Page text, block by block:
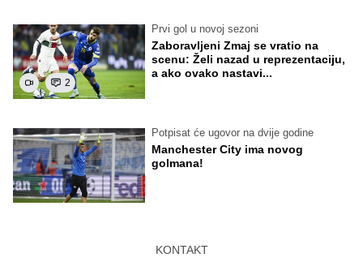
2
Prvi gol u novoj sezoni
Zaboravljeni Zmaj se vratio na
scenu: Želi nazad u reprezentaciju,
a ako ovako nastavi...
Potpisat će ugovor na dvije godine
Manchester City ima novog
golmana!
KONTAKT